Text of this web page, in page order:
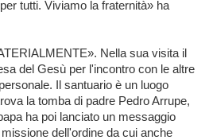
tutti. Viviamo la fraternità» ha
Nella sua visita il
del Gesù per l'incontro con le altre
Il santuario è un luogo
la tomba di padre Pedro Arrupe,
ha poi lanciato un messaggio
dell'ordine da cui anche